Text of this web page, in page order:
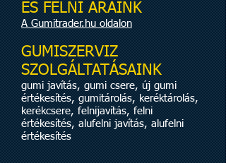
ÉS FELNI ÁRAINK
A Gumitrader.hu oldalon
GUMISZERVIZ
SZOLGÁLTATÁSAINK
gumi javítás, gumi csere, új gumi
értékesítés, gumitárolás, keréktárolás,
kerékcsere, felnijavítás, felni
értékesítés, alufelni javítás, alufelni
értékesítés